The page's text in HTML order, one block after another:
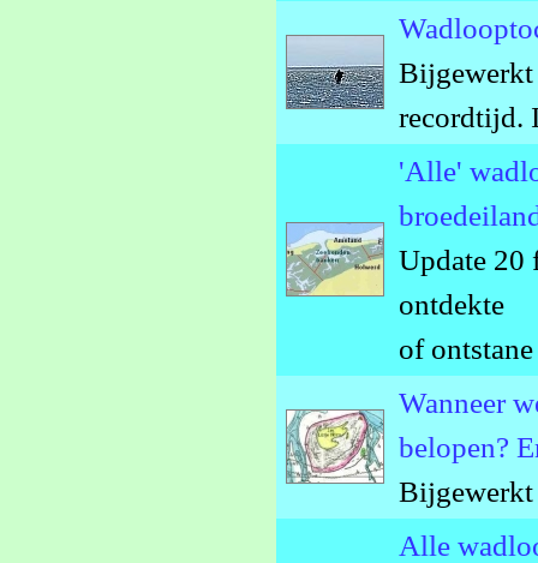
Bijgewerkt
recordtijd.
'Alle'
Update 20
ontdekte
of
Wanneer
belopen?
Bijgewerkt
Alle